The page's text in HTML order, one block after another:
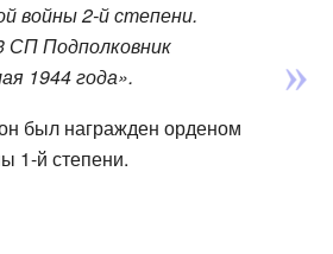
войны 2-й степени.
СП Подполковник
1944 года».
был награжден орденом
1-й степени.